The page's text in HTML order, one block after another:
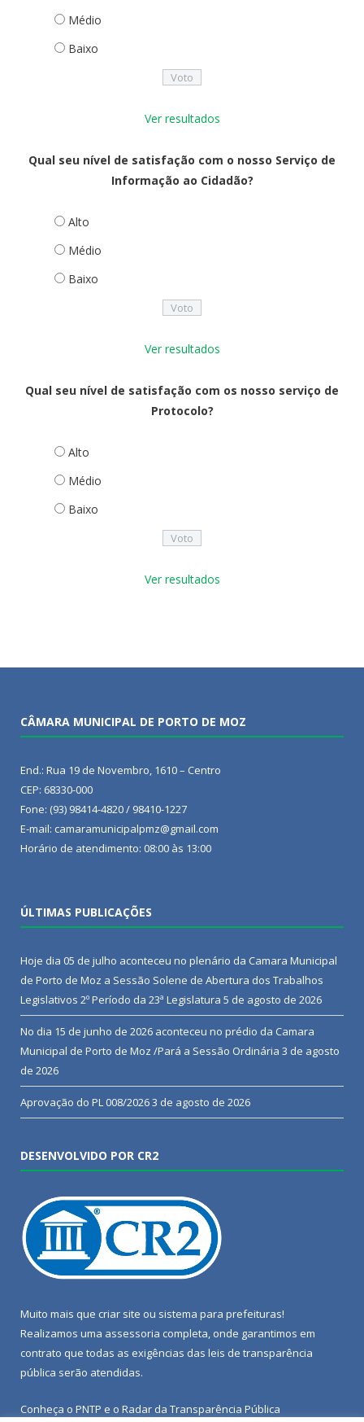
Médio
Baixo
Ver resultados
Qual seu nível de satisfação com o nosso Serviço de
Informação ao Cidadão?
Alto
Médio
Baixo
Ver resultados
Qual seu nível de satisfação com os nosso serviço de
Protocolo?
Alto
Médio
Baixo
Ver resultados
CÂMARA MUNICIPAL DE PORTO DE MOZ
End.: Rua 19 de Novembro, 1610 – Centro
CEP: 68330-000
Fone: (93) 98414-4820 / 98410-1227
E-mail: camaramunicipalpmz@gmail.com
Horário de atendimento: 08:00 às 13:00
ÚLTIMAS PUBLICAÇÕES
Hoje dia 05 de julho aconteceu no plenário da Camara Municipal
de Porto de Moz a Sessão Solene de Abertura dos Trabalhos
Legislativos 2º Período da 23ª Legislatura 5 de agosto de 2026
No dia 15 de junho de 2026 aconteceu no prédio da Camara
Municipal de Porto de Moz /Pará a Sessão Ordinária 3 de agosto
de 2026
Aprovação do PL 008/20263 de agosto de 2026
DESENVOLVIDO POR CR2
Muito mais que criar site ou sistema para prefeituras!
Realizamos uma assessoria completa, onde garantimos em
contrato que todas as exigências das leis de transparência
pública serão atendidas.
Conheça o PNTP e o Radar da Transparência Pública